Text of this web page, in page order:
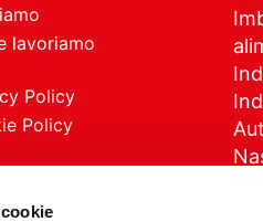
lavoriamo
Policy
Policy